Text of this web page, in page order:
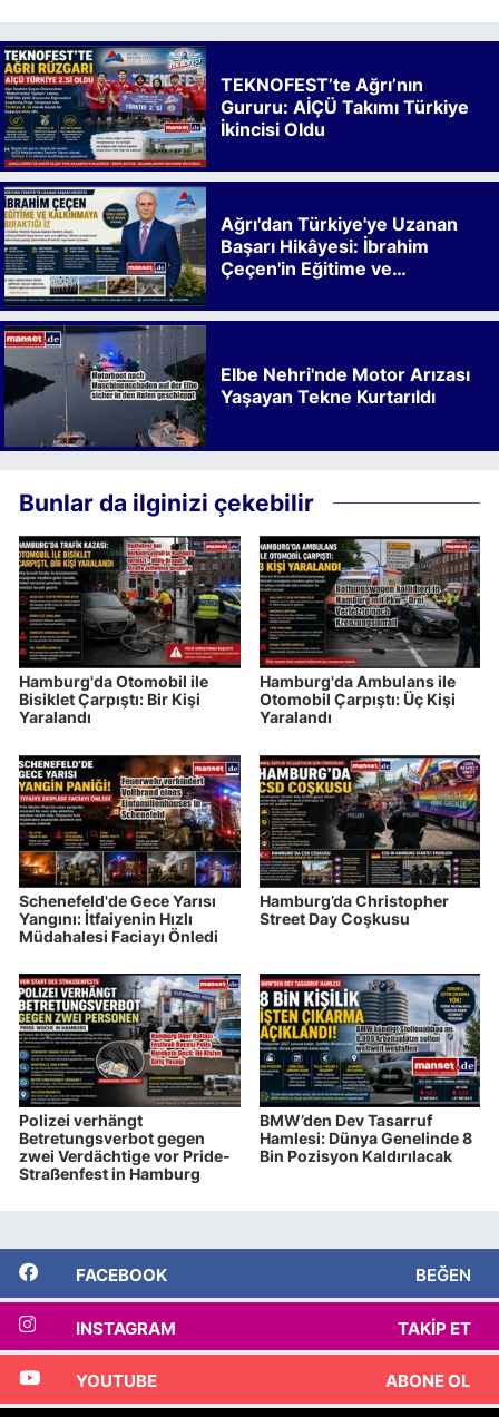
TEKNOFEST’te Ağrı’nın
Gururu: AİÇÜ Takımı Türkiye
İkincisi Oldu
Ağrı'dan Türkiye'ye Uzanan
Başarı Hikâyesi: İbrahim
Çeçen'in Eğitime ve
Elbe Nehri'nde Motor Arızası
Yaşayan Tekne Kurtarıldı
Bunlar da ilginizi çekebilir
Hamburg'da Otomobil ile
Bisiklet Çarpıştı: Bir Kişi
Yaralandı
Hamburg'da Ambulans ile
Otomobil Çarpıştı: Üç Kişi
Yaralandı
Schenefeld'de Gece Yarısı
Yangını: İtfaiyenin Hızlı
Müdahalesi Faciayı Önledi
Hamburg’da Christopher
Street Day Coşkusu
Polizei verhängt
Betretungsverbot gegen
zwei Verdächtige vor Pride-
Straßenfest in Hamburg
BMW’den Dev Tasarruf
Hamlesi: Dünya Genelinde 8
Bin Pozisyon Kaldırılacak
FACEBOOK BEĞEN
INSTAGRAM TAKIP ET
YOUTUBE ABONE OL